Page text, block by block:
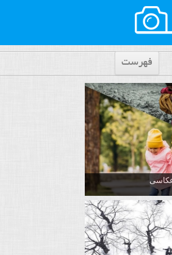
فهرست